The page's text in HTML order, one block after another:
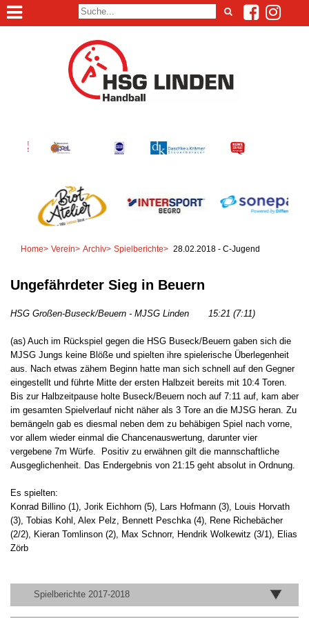
Home> Verein> Archiv> Spielberichte> 28.02.2018 - C-Jugend
Ungefährdeter Sieg in Beuern
HSG Großen-Buseck/Beuern - MJSG Linden 15:21 (7:11)
(as) Auch im Rückspiel gegen die HSG Buseck/Beuern gaben sich die
MJSG Jungs keine Blöße und spielten ihre spielerische Überlegenheit
aus. Nach etwas zähem Beginn hatte man sich schnell auf den Gegner
eingestellt und führte Mitte der ersten Halbzeit bereits mit 10:4 Toren.
Bis zur Halbzeitpause holte Buseck/Beuern noch auf 7:11 auf, kam aber
im gesamten Spielverlauf nicht näher als 3 Tore an die MJSG heran. Zu
bemängeln gab es diesmal neben dem zu behäbigen Spiel nach vorne,
vor allem wieder einmal die Chancenauswertung, darunter vier
vergebene 7m Würfe. Positiv zu erwähnen gilt die mannschaftliche
Ausgeglichenheit. Das Endergebnis von 21:15 geht absolut in Ordnung.
Es spielten:
Konrad Billino (1), Jorik Eichhorn (5), Lars Hofmann (3), Louis Horvath
(3), Tobias Kohl, Alex Pelz, Bennett Peschka (4), Rene Richebächer
(2/2), Kieran Tomlinson (2), Max Schnorr, Hendrik Wolkewitz (3/1), Elias
Zörb
Spielberichte 2017-2018